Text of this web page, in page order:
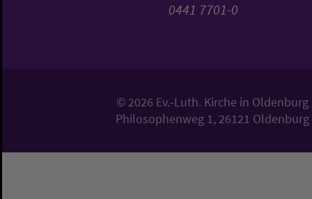
0441 7701-0
© 2026 Ev.-Luth. Kirche in Oldenburg
Philosophenweg 1, 26121 Oldenburg